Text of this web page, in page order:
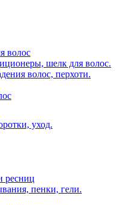
волос
шелк для волос.
волос, перхоти.
уход.
ресниц
пенки, гели.